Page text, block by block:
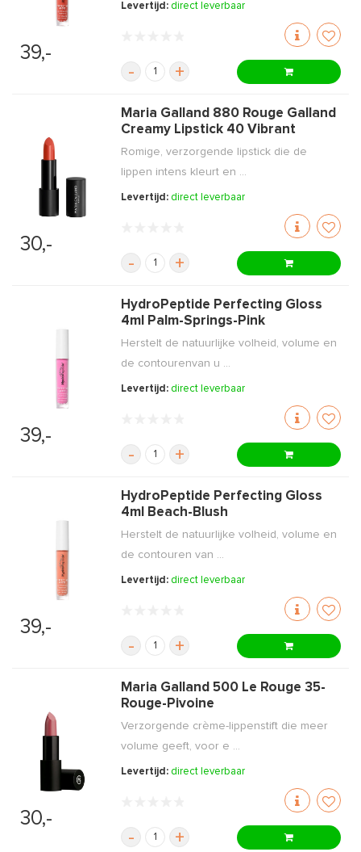
39,-
Levertijd: direct leverbaar
- +
30,-
Maria Galland 880 Rouge Galland
Creamy Lipstick 40 Vibrant
Romige, verzorgende lipstick die de
lippen intens kleurt en ...
Levertijd: direct leverbaar
- +
39,-
HydroPeptide Perfecting Gloss
4ml Palm-Springs-Pink
Herstelt de natuurlijke volheid, volume en
de contourenvan u ...
Levertijd: direct leverbaar
- +
39,-
HydroPeptide Perfecting Gloss
4ml Beach-Blush
Herstelt de natuurlijke volheid, volume en
de contouren van ...
Levertijd: direct leverbaar
- +
30,-
Maria Galland 500 Le Rouge 35-
Rouge-Pivoine
Verzorgende crème-lippenstift die meer
volume geeft, voor e ...
Levertijd: direct leverbaar
- +